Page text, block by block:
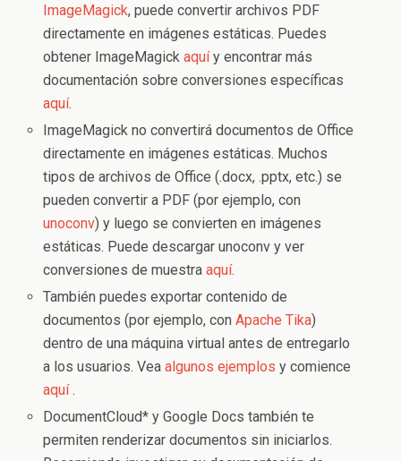
ImageMagick, puede convertir archivos PDF
directamente en imágenes estáticas. Puedes
obtener ImageMagickaquíy encontrar más
documentación sobre conversiones específicas
aquí.
ImageMagick no convertirá documentos de Office
directamente en imágenes estáticas. Muchos
tipos de archivos de Office (.docx, .pptx, etc.) se
pueden convertir a PDF (por ejemplo, con
unoconv) y luego se convierten en imágenes
estáticas. Puede descargar unoconv y ver
conversiones de muestraaquí.
También puedes exportar contenido de
documentos (por ejemplo, conApache Tika)
dentro de una máquina virtual antes de entregarlo
a los usuarios. Veaalgunos ejemplos y comience
aquí.
DocumentCloud* y Google Docs también te
permiten renderizar documentos sin iniciarlos.